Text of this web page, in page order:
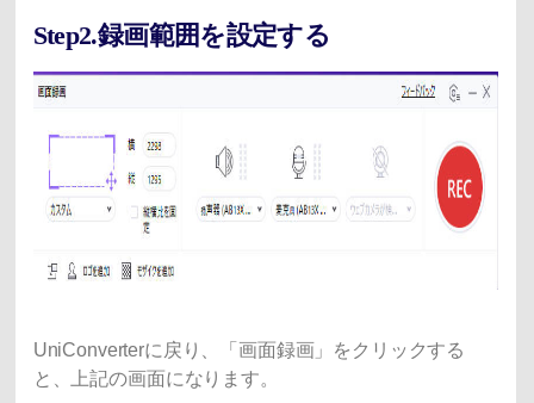
Step2.録画範囲を設定する
UniConverterに戻り、「画面録画」をクリックする
と、上記の画面になります。